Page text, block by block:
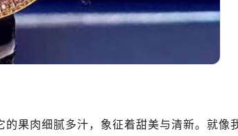
果肉细腻多汁，象征着甜美与清新。就像